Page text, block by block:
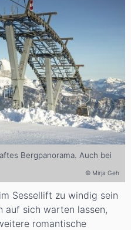
Bergpanorama. Auch bei
© Mirja Geh
Sessellift zu windig sein
auf sich warten lassen,
romantische